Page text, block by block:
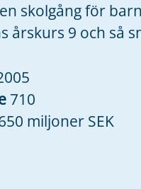
skolgång för
årskurs 9 och så
710
miljoner SEK